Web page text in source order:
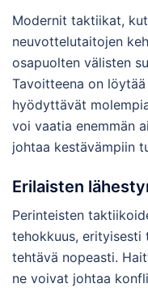
Modernit taktiikat,
neuvottelutaitojen
osapuolten välisten
Tavoitteena on
hyödyttävät
voi vaatia enemmän
johtaa kestävämpiin
Erilaisten
Perinteisten
tehokkuus, erityisesti
tehtävä nopeasti.
ne voivat johtaa